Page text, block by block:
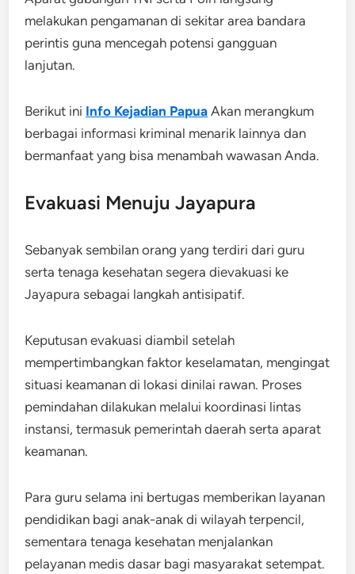
melakukan pengamanan di sekitar area bandara
perintis guna mencegah potensi gangguan
lanjutan.
Berikut ini Info Kejadian Papua Akan merangkum
berbagai informasi kriminal menarik lainnya dan
bermanfaat yang bisa menambah wawasan Anda.
Evakuasi Menuju Jayapura
Sebanyak sembilan orang yang terdiri dari guru
serta tenaga kesehatan segera dievakuasi ke
Jayapura sebagai langkah antisipatif.
Keputusan evakuasi diambil setelah
mempertimbangkan faktor keselamatan, mengingat
situasi keamanan di lokasi dinilai rawan. Proses
pemindahan dilakukan melalui koordinasi lintas
instansi, termasuk pemerintah daerah serta aparat
keamanan.
Para guru selama ini bertugas memberikan layanan
pendidikan bagi anak-anak di wilayah terpencil,
sementara tenaga kesehatan menjalankan
pelayanan medis dasar bagi masyarakat setempat.